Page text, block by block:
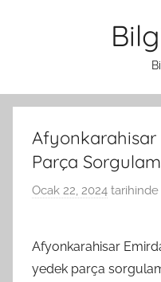
Afyonkarahisar
Parça
Ocak 22, 2024
Afyonkarahisar
yedek parça